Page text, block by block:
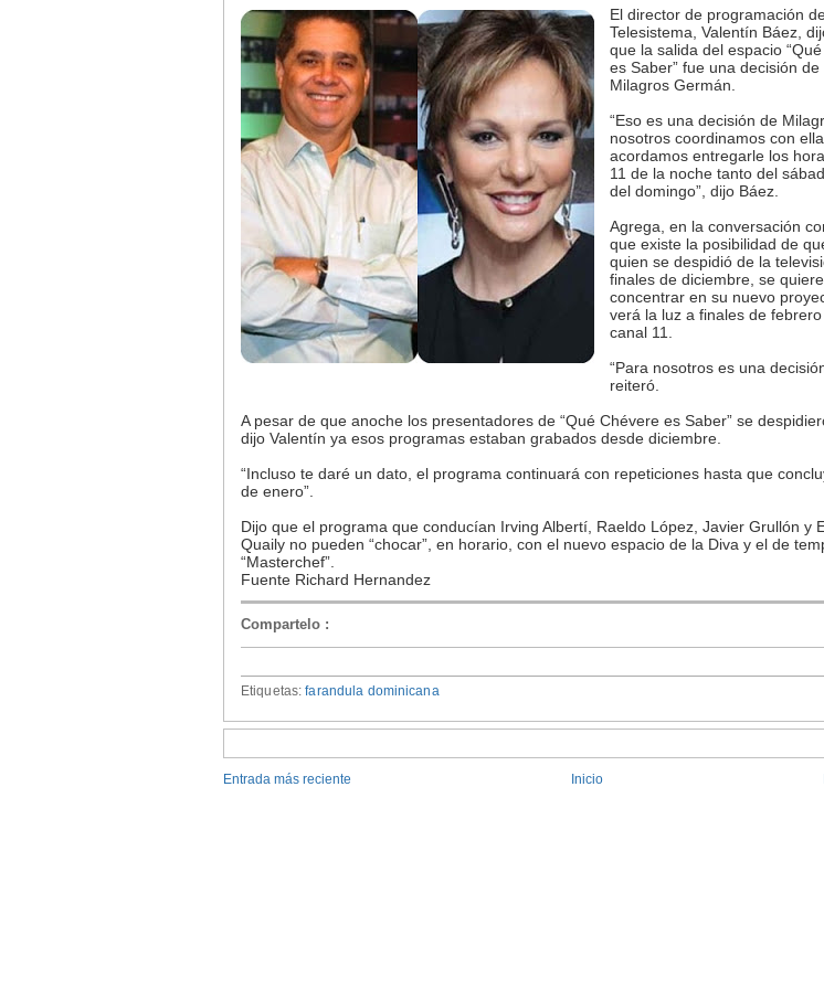
El director de programación
Telesistema, Valentín Báez,
que la salida del espacio
es Saber” fue una decisión de
Milagros Germán.
“Eso es una decisión de
nosotros coordinamos con
acordamos entregarle los
11 de la noche tanto del
del domingo”, dijo Báez.
Agrega, en la conversación
que existe la posibilidad de
quien se despidió de la
finales de diciembre, se quiere
concentrar en su nuevo
verá la luz a finales de
canal 11.
“Para nosotros es una
reiteró.
A pesar de que anoche los presentadores de “Qué Chévere es Saber” se
dijo Valentín ya esos programas estaban grabados desde diciembre.
“Incluso te daré un dato, el programa continuará con repeticiones hasta que
de enero”.
Dijo que el programa que conducían Irving Albertí, Raeldo López, Javier Grullón y
Quaily no pueden “chocar”, en horario, con el nuevo espacio de la Diva y el de
“Masterchef”.
Fuente Richard Hernandez
Compartelo :
Etiquetas:farandula dominicana
Entrada más reciente Inicio